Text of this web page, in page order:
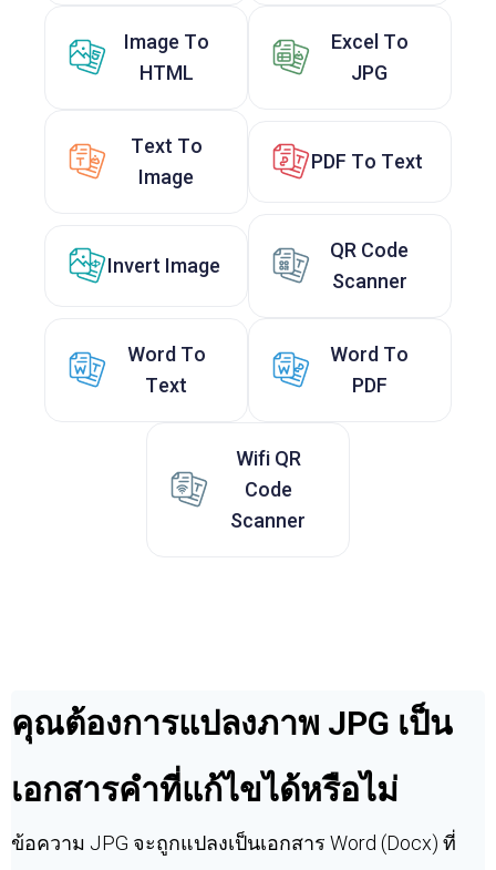
Image To
HTML
Excel To
JPG
Text To
Image
PDF To Text
Invert Image
QR Code
Scanner
Word To
Text
Word To
PDF
Wifi QR
Code
Scanner
คุณต้องการแปลงภาพ JPG เป็น
เอกสารคำที่แก้ไขได้หรือไม่
ข้อความ JPG จะถูกแปลงเป็นเอกสาร Word (Docx) ที่